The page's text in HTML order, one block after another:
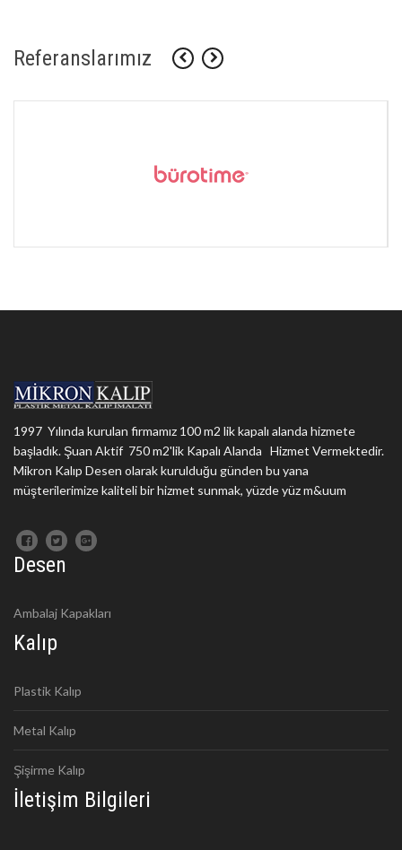
Referanslarımız
1997 Yılında kurulan firmamız 100 m2 lik kapalı alanda hizmete
başladık. Şuan Aktif 750 m2'lik Kapalı Alanda Hizmet Vermektedir.
Mikron Kalıp Desen olarak kurulduğu günden bu yana
müşterilerimize kaliteli bir hizmet sunmak, yüzde yüz m&uum
Desen
Ambalaj Kapakları
Kalıp
Plastik Kalıp
Metal Kalıp
Şişirme Kalıp
İletişim Bilgileri